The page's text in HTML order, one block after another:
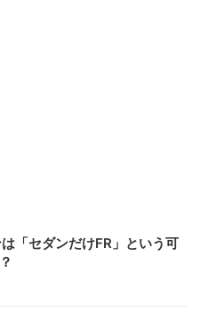
「セダンだけFR」という可